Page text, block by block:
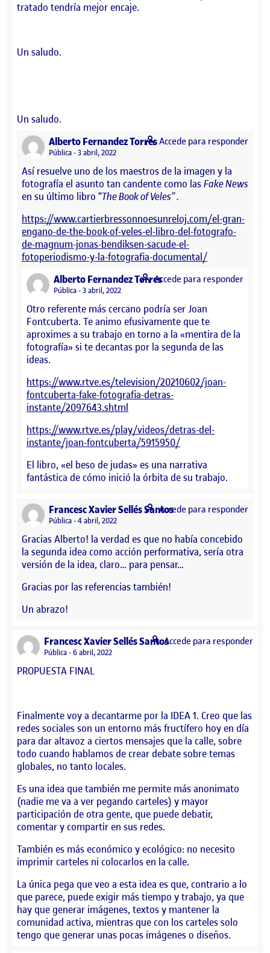
tratado tendría mejor encaje.
Un saludo.
Un saludo.
Alberto Fernandez Torressays:
Visibilidad:
Pública 3 abril, 2022
Así resuelve uno de los maestros de la imagen y la
fotografía el asunto tan candente como lasFake News
en su último libro “The Book of Veles” .
https://www.cartierbressonnoesunreloj.com/el-gran-
engano-de-the-book-of-veles-el-libro-del-fotografo-
de-magnum-jonas-bendiksen-sacude-el-
fotoperiodismo-y-la-fotografia-documental/
Accede para responder
Alberto Fernandez Torressays:
Visibilidad:
Pública 3 abril, 2022
Otro referente más cercano podría ser Joan
Fontcuberta. Te animo efusivamente que te
aproximes a su trabajo en torno a la «mentira de la
fotografía» si te decantas por la segunda de las
ideas.
https://www.rtve.es/television/20210602/joan-
fontcuberta-fake-fotografia-detras-
instante/2097643.shtml
https://www.rtve.es/play/videos/detras-del-
instante/joan-fontcuberta/5915950/
El libro, «el beso de judas» es una narrativa
fantástica de cómo inició la órbita de su trabajo.
Accede para responder
Francesc Xavier Sellés Santossays:
Visibilidad:
Pública 4 abril, 2022
Gracias Alberto! la verdad es que no había concebido
la segunda idea como acción performativa, sería otra
versión de la idea, claro… para pensar…
Gracias por las referencias también!
Un abrazo!
Accede para responder
Francesc Xavier Sellés Santossays:
Visibilidad:
Pública 6 abril, 2022
PROPUESTA FINAL
Finalmente voy a decantarme por la IDEA 1. Creo que las
redes sociales son un entorno más fructífero hoy en día
para dar altavoz a ciertos mensajes que la calle, sobre
todo cuando hablamos de crear debate sobre temas
globales, no tanto locales.
Es una idea que también me permite más anonimato
(nadie me va a ver pegando carteles) y mayor
participación de otra gente, que puede debatir,
comentar y compartir en sus redes.
También es más económico y ecológico: no necesito
imprimir carteles ni colocarlos en la calle.
La única pega que veo a esta idea es que, contrario a lo
que parece, puede exigir más tiempo y trabajo, ya que
hay que generar imágenes, textos y mantener la
comunidad activa, mientras que con los carteles solo
tengo que generar unas pocas imágenes o diseños.
Accede para responder